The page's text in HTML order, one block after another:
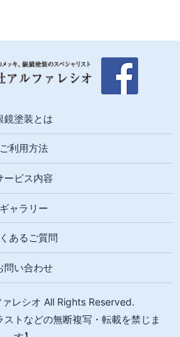
鏡塗装とは
ご利用方法
ービス内容
ギャラリー
あるご質問
問い合わせ
レシオ All Rights Reserved.
ストなどの無断複写・転載を禁じま